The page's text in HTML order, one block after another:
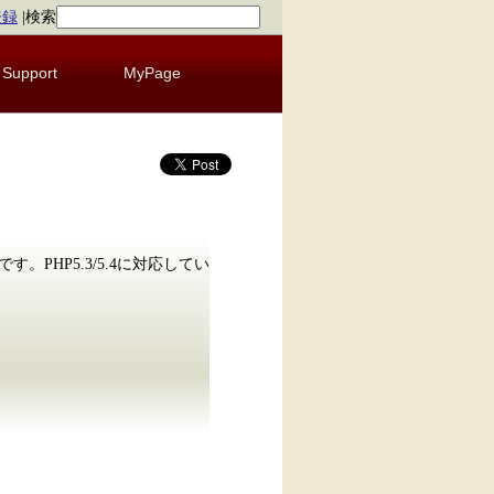
検索
Support MyPage
す。PHP5.3/5.4に対応してい